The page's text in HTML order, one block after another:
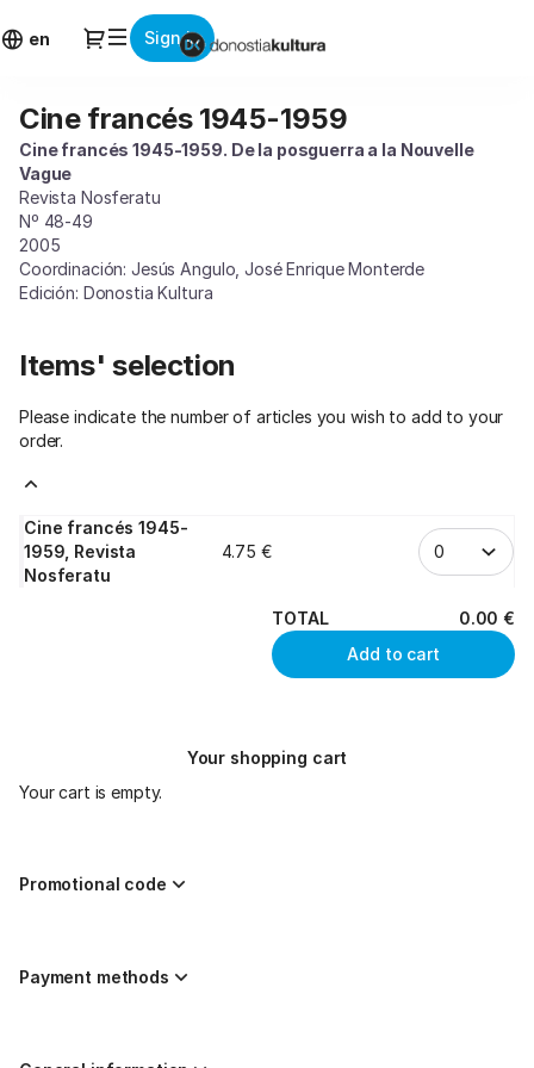
en Dialog
Sign in
selection
1945-
1959]
Donostia
Kultura
Cine
francés
1945-
1959
Cine francés 1945-1959
Cine francés 1945-1959. De la posguerra a la Nouvelle
Vague
Revista Nosferatu
Nº 48-49
2005
Coordinación: Jesús Angulo, José Enrique Monterde
Edición: Donostia Kultura
Items' selection
Please indicate the number of articles you wish to add to your
order.
Cine francés 1945-
1959, Revista
Nosferatu
4.75 €
TOTAL 0.00 €
Add to cart
Your shopping cart
Your cart is empty.
Promotional code
Payment methods